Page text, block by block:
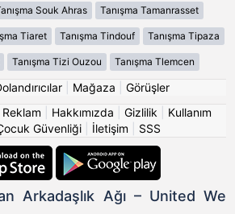
Souk Ahras Tanışma Tamanrasset
Tiaret Tanışma Tindouf Tanışma Tipaza
Tanışma Tizi Ouzou Tanışma Tlemcen
Mağaza
Görüşler
Reklam Hakkımızda Gizlilik
Kullanım
Güvenliği| İletişim SSS
Arkadaşlık Ağı – United We